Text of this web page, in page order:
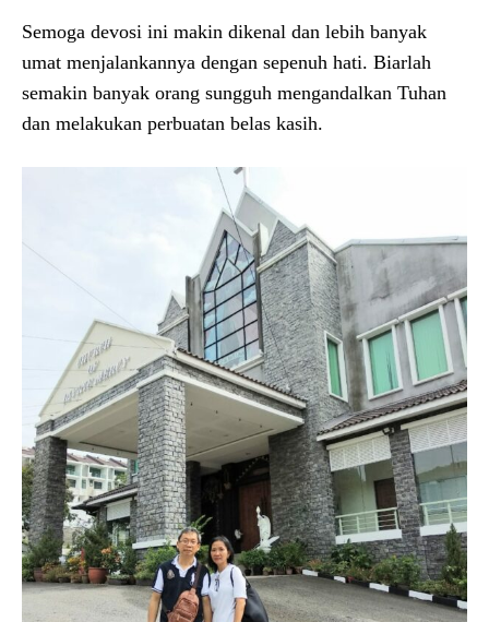
Semoga devosi ini makin dikenal dan lebih banyak
umat menjalankannya dengan sepenuh hati. Biarlah
semakin banyak orang sungguh mengandalkan Tuhan
dan melakukan perbuatan belas kasih.